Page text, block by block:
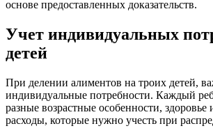
основе предоставленных доказательств.
Учет индивидуальных
детей
При делении алиментов на троих детей,
индивидуальные потребности. Каждый
разные возрастные особенности,
расходы, которые нужно учесть при